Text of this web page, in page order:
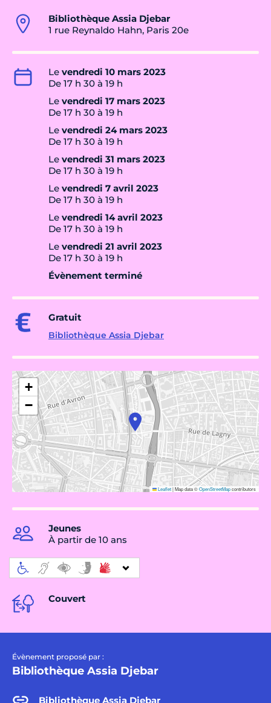
Bibliothèque Assia Djebar
1 rue Reynaldo Hahn, Paris 20e
Le vendredi 10 mars 2023
De 17 h 30 à 19 h
Le vendredi 17 mars 2023
De 17 h 30 à 19 h
Le vendredi 24 mars 2023
De 17 h 30 à 19 h
Le vendredi 31 mars 2023
De 17 h 30 à 19 h
Le vendredi 7 avril 2023
De 17 h 30 à 19 h
Le vendredi 14 avril 2023
De 17 h 30 à 19 h
Le vendredi 21 avril 2023
De 17 h 30 à 19 h
Évènement terminé
Gratuit
Bibliothèque Assia Djebar
+
−
Leaflet|Map data ©OpenStreetMapcontributors
Jeunes
À partir de 10 ans
Couvert
Évènement proposé par :
Bibliothèque Assia Djebar
Bibliothèque Assia Djebar